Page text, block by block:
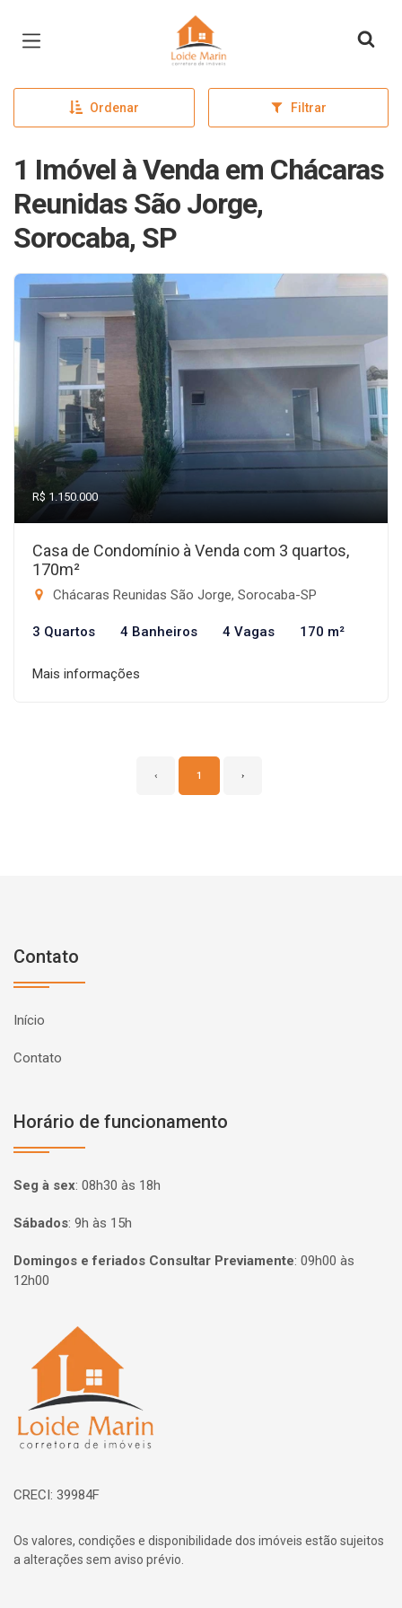
Página inicial
Ordenar Filtrar
1 Imóvel à Venda em Chácaras
Reunidas São Jorge,
Sorocaba, SP
R$ 1.150.000
Casa de Condomínio à Venda com 3 quartos,
170m²
Chácaras Reunidas São Jorge, Sorocaba-SP
3 Quartos 4 Banheiros 4 Vagas 170 m²
Mais informações
‹ 1 ›
Contato
Início
Contato
Horário de funcionamento
Seg à sex: 08h30 às 18h
Sábados: 9h às 15h
Domingos e feriados Consultar Previamente: 09h00 às
12h00
Página inicial
CRECI: 39984F
Os valores, condições e disponibilidade dos imóveis estão sujeitos
a alterações sem aviso prévio.